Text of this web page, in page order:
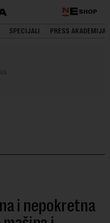
SHOP
SPECIJALI PRESS AKADEMIJA
i nepokretna